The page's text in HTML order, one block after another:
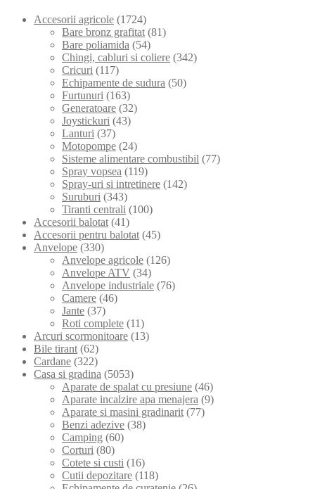
Accesorii agricole (1724)
Bare bronz grafitat (81)
Bare poliamida (54)
Chingi, cabluri si coliere (342)
Cricuri (117)
Echipamente de sudura (50)
Furtunuri (163)
Generatoare (32)
Joystickuri (43)
Lanturi (37)
Motopompe (24)
Sisteme alimentare combustibil (77)
Spray vopsea (119)
Spray-uri si intretinere (142)
Suruburi (343)
Tiranti centrali (100)
Accesorii balotat (41)
Accesorii pentru balotat (45)
Anvelope (330)
Anvelope agricole (126)
Anvelope ATV (34)
Anvelope industriale (76)
Camere (46)
Jante (37)
Roti complete (11)
Arcuri scormonitoare (13)
Bile tirant (62)
Cardane (322)
Casa si gradina (5053)
Aparate de spalat cu presiune (46)
Aparate incalzire apa menajera (9)
Aparate si masini gradinarit (77)
Benzi adezive (38)
Camping (60)
Corturi (80)
Cotete si custi (16)
Cutii depozitare (118)